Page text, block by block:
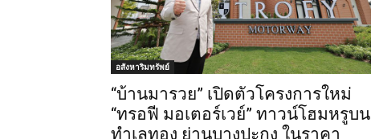
อสังหาริมทรัพย์
“บ้านมารวย” เปิดตัวโครงการใหม่
“ทรอฟี มอเตอร์เวย์” ทาวน์โฮมหรูบน
ทำเลทอง ย่านบางปะกง ในราคา